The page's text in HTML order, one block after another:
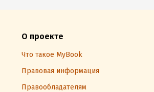
О проекте
Что такое MyBook
Правовая информация
Правообладателям